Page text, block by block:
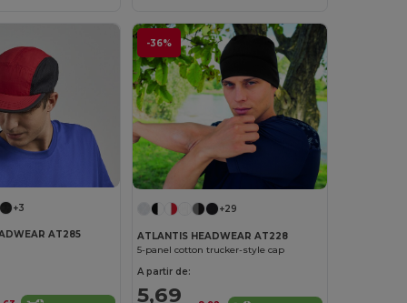
+3
AT285
-36%
+29
ATLANTIS HEADWEAR AT228
5-panel cotton trucker-style cap
A partir de:
5,69